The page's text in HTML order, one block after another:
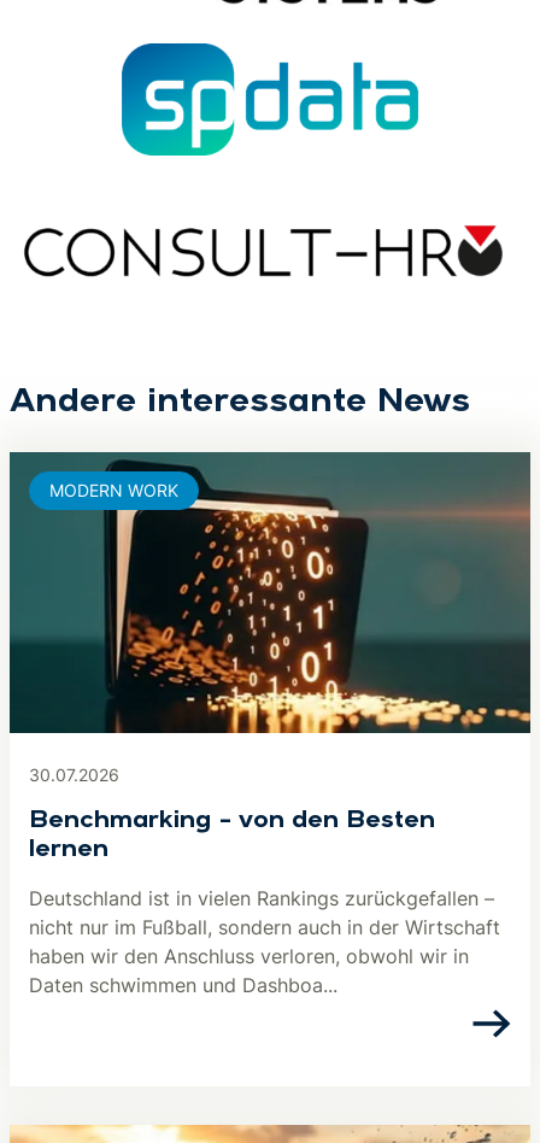
Andere interessante News
30.07.2026
Benchmarking – von den Besten
lernen
Deutschland ist in vielen Rankings zurückgefallen –
nicht nur im Fußball, sondern auch in der Wirtschaft
haben wir den Anschluss verloren, obwohl wir in
Daten schwimmen und Dashboa...
MODERN WORK